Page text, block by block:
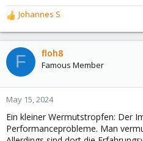
R
e
a
c
t
o
n
:
Johannes S
F floh8
Famous Member
May 15, 2024
Ein kleiner Wermutstropfen: Der
Performanceprobleme. Man